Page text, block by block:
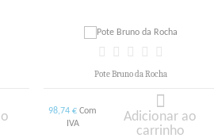
Pote Bruno da Rocha
122,50 €Com
IVA
Adicionar ao
carrinho